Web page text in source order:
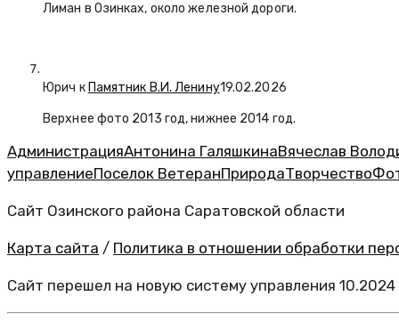
Лиман в Озинках, около железной дороги.
Юрич к Памятник В.И. Ленину19.02.2026
Верхнее фото 2013 год, нижнее 2014 год.
АдминистрацияАнтонина ГаляшкинаВячеслав
управлениеПоселок ВетеранПриродаТворчество
Сайт Озинского района Саратовской области
Карта сайта / Политика в отношении обработки
Сайт перешел на новую систему управления 10.2024